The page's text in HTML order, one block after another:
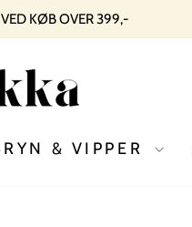
TILBUD
& VIPPER